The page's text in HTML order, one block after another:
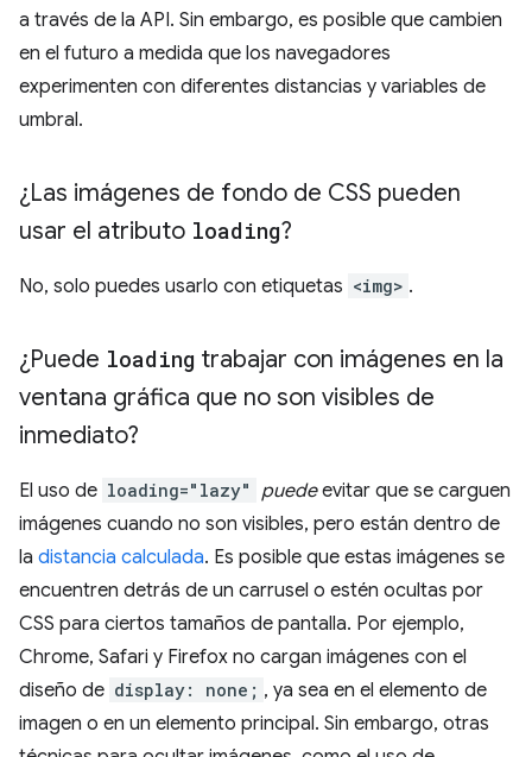
a través de la API. Sin embargo, es posible que cambien
en el futuro a medida que los navegadores
experimenten con diferentes distancias y variables de
umbral.
¿Las imágenes de fondo de CSS pueden
usar el atributo loading?
No, solo puedes usarlo con etiquetas <img> .
¿Puede loading trabajar con imágenes en la
ventana gráfica que no son visibles de
inmediato?
El uso de loading="lazy" puedeevitar que se carguen
imágenes cuando no son visibles, pero están dentro de
la distancia calculada. Es posible que estas imágenes se
encuentren detrás de un carrusel o estén ocultas por
CSS para ciertos tamaños de pantalla. Por ejemplo,
Chrome, Safari y Firefox no cargan imágenes con el
diseño de display: none; , ya sea en el elemento de
imagen o en un elemento principal. Sin embargo, otras